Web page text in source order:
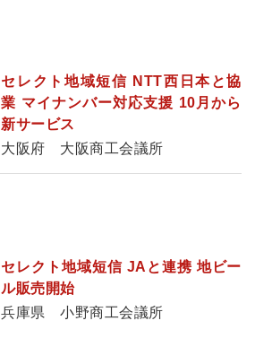
セレクト地域短信 NTT西日本と協
業 マイナンバー対応支援 10月から
新サービス
大阪府 大阪商工会議所
セレクト地域短信 JAと連携 地ビー
ル販売開始
兵庫県 小野商工会議所